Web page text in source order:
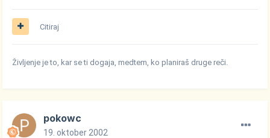
Citiraj
Življenje je to, kar se ti dogaja, medtem, ko planiraš druge reči.
pokowc
19. oktober 2002